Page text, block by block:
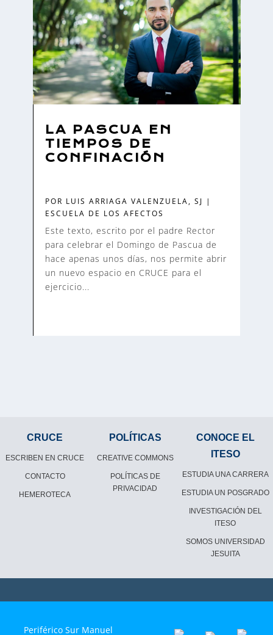
LA PASCUA EN
TIEMPOS DE
CONFINACIÓN
POR LUIS ARRIAGA VALENZUELA, SJ |
ESCUELA DE LOS AFECTOS
Este texto, escrito por el padre Rector
para celebrar el Domingo de Pascua de
hace apenas unos días, nos permite abrir
un nuevo espacio en CRUCE para el
ejercicio...
CRUCE
ESCRIBEN EN CRUCE
CONTACTO
HEMEROTECA
POLÍTICAS
CREATIVE COMMONS
POLÍTICAS DE
PRIVACIDAD
CONOCE EL
ITESO
ESTUDIA UNA CARRERA
ESTUDIA UN POSGRADO
INVESTIGACIÓN DEL
ITESO
SOMOS UNIVERSIDAD
JESUITA
Periférico Sur Manuel